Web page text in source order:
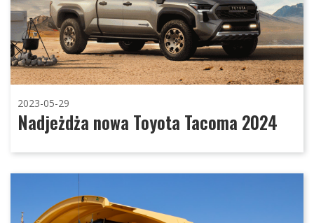
2023-05-29
Nadjeżdża nowa Toyota Tacoma 2024